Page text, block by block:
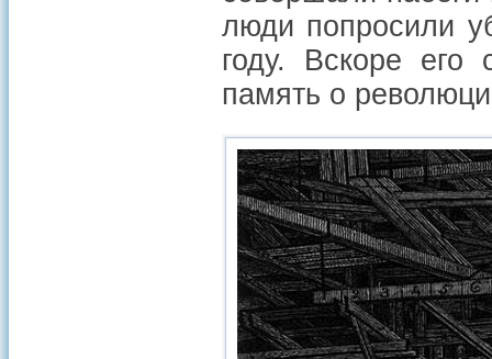
люди попросили
году. Вскоре его
память о